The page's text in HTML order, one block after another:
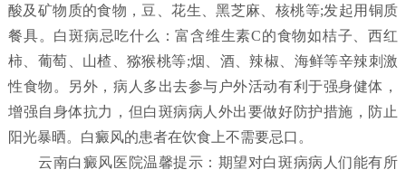
酸及矿物质的食物，豆、花生、黑芝麻、核桃等;发起用铜质
餐具。白斑病忌吃什么：富含维生素C的食物如桔子、西红
柿、葡萄、山楂、猕猴桃等;烟、酒、辣椒、海鲜等辛辣刺激
性食物。另外，病人多出去参与户外活动有利于强身健体，
增强自身体抗力，但白斑病病人外出要做好防护措施，防止
阳光暴晒。白癜风的患者在饮食上不需要忌口。
云南白癜风医院温馨提示：期望对白斑病病人们能有所